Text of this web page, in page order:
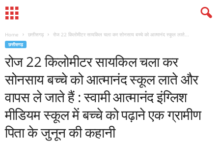
Home छत्तीसगढ़ रोज 22 किलोमीटर सायकिल चला कर सोनसाय बच्चे को आत्मानंद स्कूल लाते...
छत्तीसगढ़
रोज 22 किलोमीटर सायकिल चला कर
सोनसाय बच्चे को आत्मानंद स्कूल लाते और
वापस ले जाते हैं : स्वामी आत्मानंद इंग्लिश
मीडियम स्कूल में बच्चे को पढ़ाने एक ग्रामीण
पिता के जुनून की कहानी